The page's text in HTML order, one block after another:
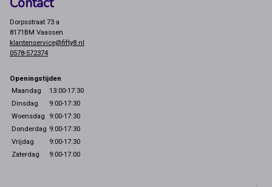
Dorpsstraat 73 a
8171BM Vaassen
klantenservice@fifty8.nl
0578-572374
Openingstijden
Maandag
13:00-17:30
Dinsdag
9:00-17:30
Woensdag
9:00-17:30
Donderdag 9:00-17:30
Vrijdag
9:00-17:30
Zaterdag
9:00-17:00